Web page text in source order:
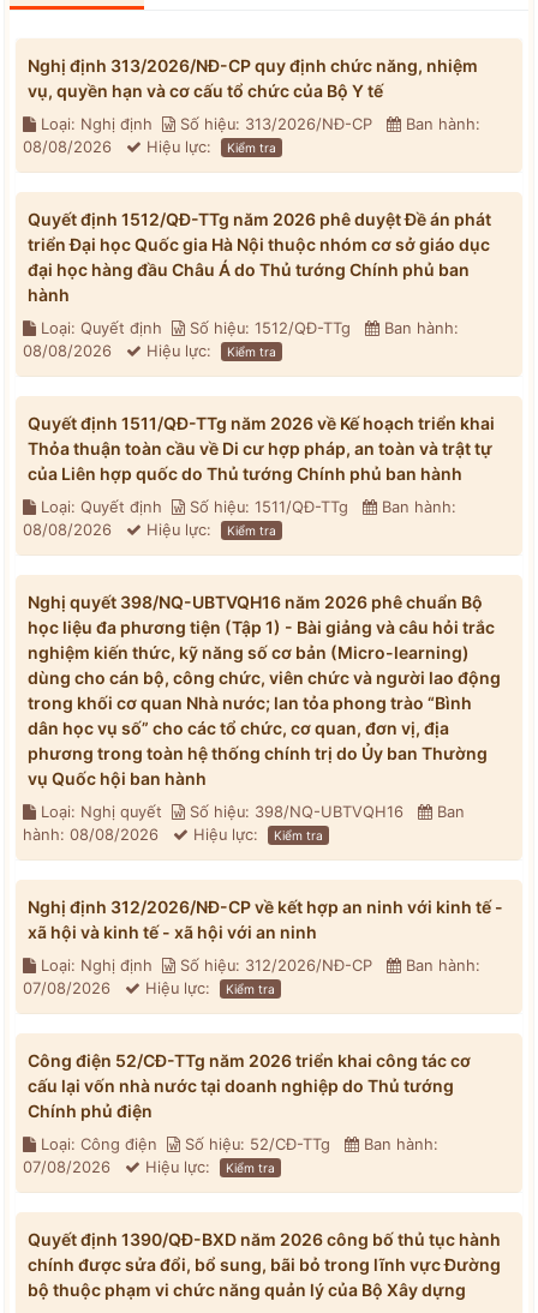
Nghị định 313/2026/NĐ-CP quy định chức năng, nhiệm
vụ, quyền hạn và cơ cấu tổ chức của Bộ Y tế
Loại: Nghị định Số hiệu: 313/2026/NĐ-CP
Ban hành:
08/08/2026
Hiệu lực: Kiểm tra
Quyết định 1512/QĐ-TTg năm 2026 phê duyệt Đề án phát
triển Đại học Quốc gia Hà Nội thuộc nhóm cơ sở giáo dục
đại học hàng đầu Châu Á do Thủ tướng Chính phủ ban
hành
Loại: Quyết định Số hiệu: 1512/QĐ-TTg
Ban hành:
08/08/2026
Hiệu lực: Kiểm tra
Quyết định 1511/QĐ-TTg năm 2026 về Kế hoạch triển khai
Thỏa thuận toàn cầu về Di cư hợp pháp, an toàn và trật tự
của Liên hợp quốc do Thủ tướng Chính phủ ban hành
Loại: Quyết định Số hiệu: 1511/QĐ-TTg
Ban hành:
08/08/2026
Hiệu lực: Kiểm tra
Nghị quyết 398/NQ-UBTVQH16 năm 2026 phê chuẩn Bộ
học liệu đa phương tiện (Tập 1) - Bài giảng và câu hỏi trắc
nghiệm kiến thức, kỹ năng số cơ bản (Micro-learning)
dùng cho cán bộ, công chức, viên chức và người lao động
trong khối cơ quan Nhà nước; lan tỏa phong trào “Bình
dân học vụ số” cho các tổ chức, cơ quan, đơn vị, địa
phương trong toàn hệ thống chính trị do Ủy ban Thường
vụ Quốc hội ban hành
Loại: Nghị quyết Số hiệu: 398/NQ-UBTVQH16
Ban
hành: 08/08/2026
Hiệu lực: Kiểm tra
Nghị định 312/2026/NĐ-CP về kết hợp an ninh với kinh tế -
xã hội và kinh tế - xã hội với an ninh
Loại: Nghị định Số hiệu: 312/2026/NĐ-CP
Ban hành:
07/08/2026
Hiệu lực: Kiểm tra
Công điện 52/CĐ-TTg năm 2026 triển khai công tác cơ
cấu lại vốn nhà nước tại doanh nghiệp do Thủ tướng
Chính phủ điện
Loại: Công điện Số hiệu: 52/CĐ-TTg
Ban hành:
07/08/2026
Hiệu lực: Kiểm tra
Quyết định 1390/QĐ-BXD năm 2026 công bố thủ tục hành
chính được sửa đổi, bổ sung, bãi bỏ trong lĩnh vực Đường
bộ thuộc phạm vi chức năng quản lý của Bộ Xây dựng